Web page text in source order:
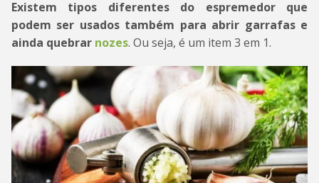
Existem tipos diferentes do espremedor
que
podem ser usados também para abrir garrafas e
ainda quebrar nozes. Ou seja, é um item 3 em 1.